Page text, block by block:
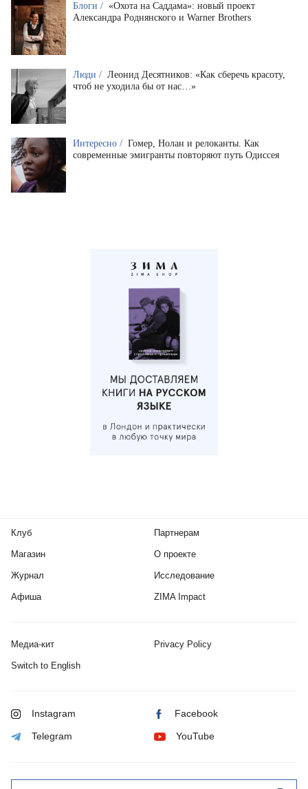
Блоги / «Охота на Саддама»: новый проект
Александра Роднянского и Warner Brothers
Люди / Леонид Десятников: «Как сберечь красоту,
чтоб не уходила бы от нас…»
Интересно / Гомер, Нолан и релоканты. Как
современные эмигранты повторяют путь Одиссея
Клуб
Магазин
Журнал
Афиша
Партнерам
О проекте
Исследование
ZIMA Impact
Медиа-кит Privacy Policy
Switch to English
Instagram Facebook
Telegram YouTube